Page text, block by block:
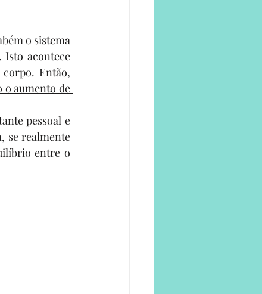
o sistema
Isto acontece
Então,
o aumento de
pessoal e
se realmente
entre o